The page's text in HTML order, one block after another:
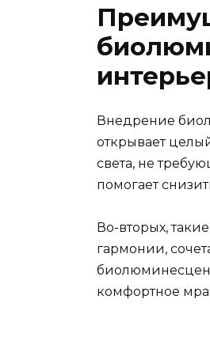
Внедрение
открывает
света, не
помогает
Во-вторых,
гармонии,
комфортное